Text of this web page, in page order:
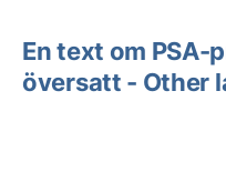
En text om PSA-
översatt - Other